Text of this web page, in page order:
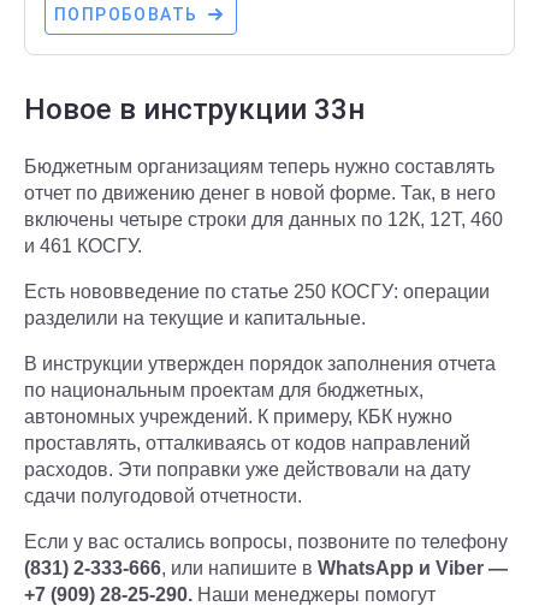
ПОПРОБОВАТЬ
Новое в инструкции 33н
Бюджетным организациям теперь нужно составлять
отчет по движению денег в новой форме. Так, в него
включены четыре строки для данных по 12К, 12Т, 460
и 461 КОСГУ.
Есть нововведение по статье 250 КОСГУ: операции
разделили на текущие и капитальные.
В инструкции утвержден порядок заполнения отчета
по национальным проектам для бюджетных,
автономных учреждений. К примеру, КБК нужно
проставлять, отталкиваясь от кодов направлений
расходов. Эти поправки уже действовали на дату
сдачи полугодовой отчетности.
Если у вас остались вопросы, позвоните по телефону
(831) 2-333-666, или напишите в WhatsApp и Viber —
+7 (909) 28-25-290. Наши менеджеры помогут